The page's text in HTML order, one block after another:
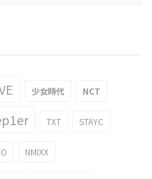
少女時代 NCT
TXT STAYC
NMIXX